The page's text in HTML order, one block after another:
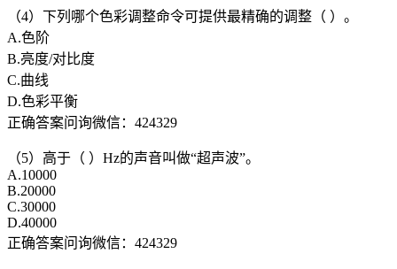
（4）下列哪个色彩调整命令可提供最精确的调整（ ）。
A.色阶
B.亮度/对比度
C.曲线
D.色彩平衡
正确答案问询微信：424329
（5）高于（ ）Hz的声音叫做“超声波”。
A.10000
B.20000
C.30000
D.40000
正确答案问询微信：424329